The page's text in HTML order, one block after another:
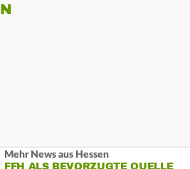
Mehr News aus Hessen
FFH ALS BEVORZUGTE QUELLE